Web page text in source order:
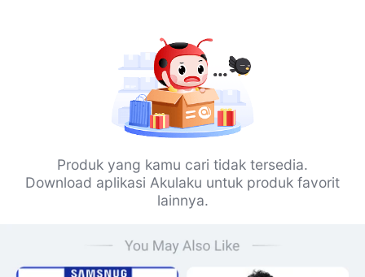
Produk yang kamu cari tidak tersedia.
Download aplikasi Akulaku untuk produk favorit
lainnya.